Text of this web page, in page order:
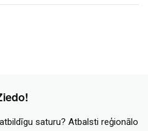
saturu? Atbalsti reģionālo